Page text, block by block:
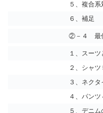
５、複合
６、補足
②－４ 最低
１、スーツ
２、シャツ
３、ネク
４、パンツ
５、デニ